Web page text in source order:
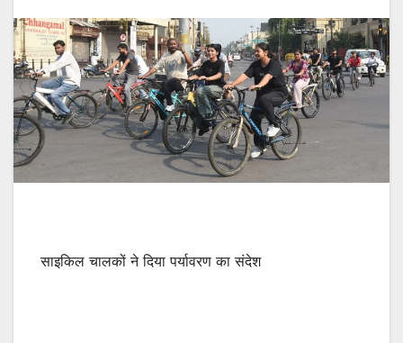
साइकिल चालकों ने दिया पर्यावरण का संदेश